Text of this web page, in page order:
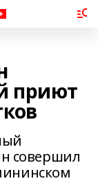
приют
совершил